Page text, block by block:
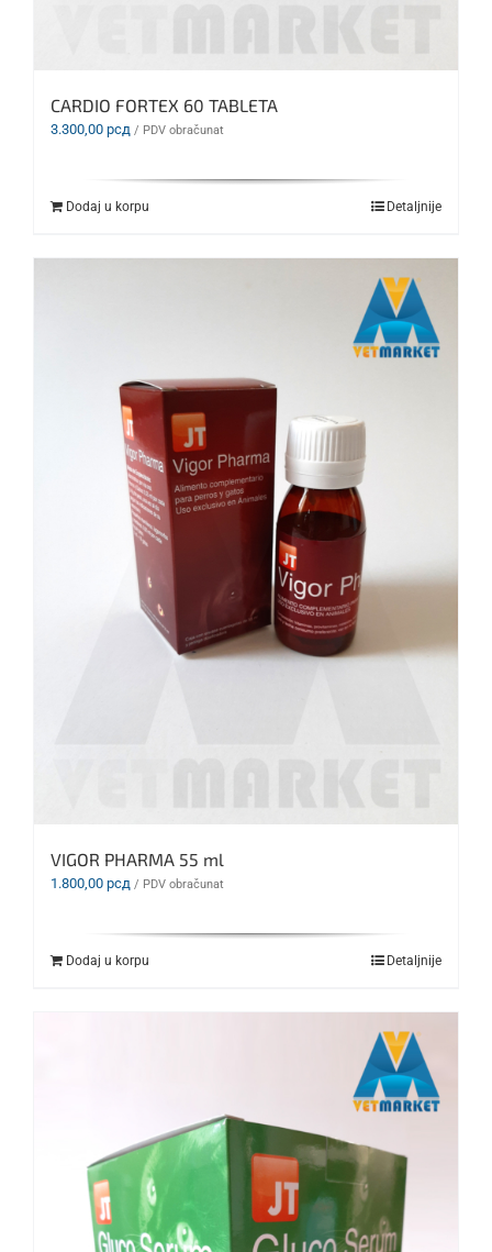
CARDIO FORTEX 60 TABLETA
3.300,00 рсд / PDV obračunat
Dodaj u korpu Detaljnije
VIGOR PHARMA 55 ml
1.800,00 рсд / PDV obračunat
Dodaj u korpu Detaljnije